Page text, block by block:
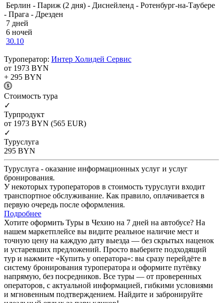
Берлин - Париж (2 дня) - Диснейленд - Ротенбург-на-Таубере
- Прага - Дрезден
7 дней
6 ночей
30.10
Туроператор: Интер Холидей Сервис
от 1973 BYN
+ 295 BYN
Cтоимость тура
✓
Турпродукт
от 1973 BYN (565 EUR)
✓
Туруслуга
295 BYN
Туруслуга - оказание информационных услуг и услуг
бронирования.
У некоторых туроператоров в стоимость туруслуги входит
транспортное обслуживание. Как правило, оплачивается в
первую очередь после оформления.
Подробнее
Хотите оформить Туры в Чехию на 7 дней на автобусе? На
нашем маркетплейсе вы видите реальное наличие мест и
точную цену на каждую дату выезда — без скрытых наценок
и устаревших предложений. Просто выберите подходящий
тур и нажмите «Купить у оператора»: вы сразу перейдёте в
систему бронирования туроператора и оформите путёвку
напрямую, без посредников. Все туры — от проверенных
операторов, с актуальной информацией, гибкими условиями
и мгновенным подтверждением. Найдите и забронируйте